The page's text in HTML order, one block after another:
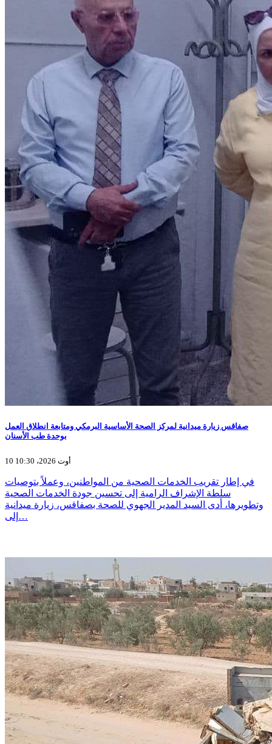
صفاقس زيارة ميدانية لمركز الصحة الأساسية البرمكي ومتابعة انطلاق العمل
بوحدة طب الأسنان
10 أوت 2026، 10:30
في إطار تقريب الخدمات الصحية من المواطنين، وعملاً بتوصيات
سلطة الإشراف الرامية إلى تحسين جودة الخدمات الصحية
وتطويرها، أدى السيد المدير الجهوي للصحة بصفاقس، زيارة ميدانية
إلى…